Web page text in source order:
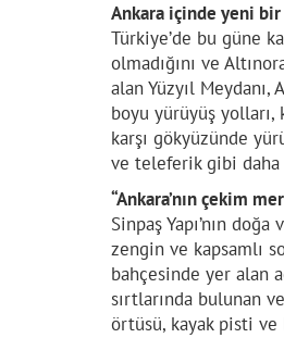
Ankara içinde yeni
Türkiye’de bu güne
olmadığını ve
alan Yüzyıl
boyu yürüyüş yolları,
karşı gökyüzünde
ve teleferik gibi daha
“Ankara’nın çekim
Sinpaş Yapı’nın
zengin ve kapsamlı
bahçesinde yer alan
sırtlarında bulunan
örtüsü, kayak pisti ve